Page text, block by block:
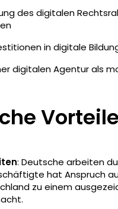
des digitalen
in digitale
digitalen Agentur als
Vorteile
: Deutsche arbeiten
hat Anspruch
zu einem